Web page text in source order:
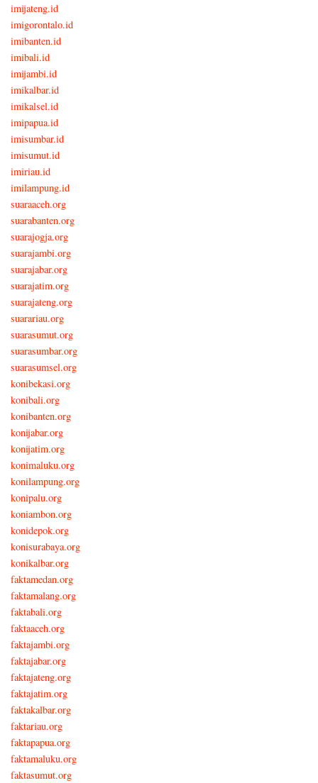
imijateng.id
imigorontalo.id
imibanten.id
imibali.id
imijambi.id
imikalbar.id
imikalsel.id
imipapua.id
imisumbar.id
imisumut.id
imiriau.id
imilampung.id
suaraaceh.org
suarabanten.org
suarajogja.org
suarajambi.org
suarajabar.org
suarajatim.org
suarajateng.org
suarariau.org
suarasumut.org
suarasumbar.org
suarasumsel.org
konibekasi.org
konibali.org
konibanten.org
konijabar.org
konijatim.org
konimaluku.org
konilampung.org
konipalu.org
koniambon.org
konidepok.org
konisurabaya.org
konikalbar.org
faktamedan.org
faktamalang.org
faktabali.org
faktaaceh.org
faktajambi.org
faktajabar.org
faktajateng.org
faktajatim.org
faktakalbar.org
faktariau.org
faktapapua.org
faktamaluku.org
faktasumut.org